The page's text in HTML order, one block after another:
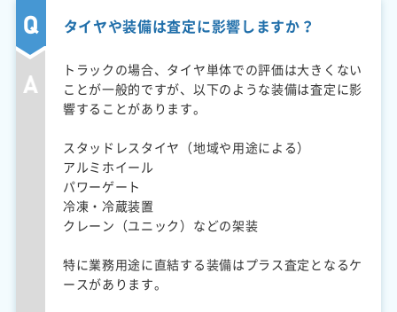
タイヤや装備は査定に影響しますか？
トラックの場合、タイヤ単体での評価は大きくない
ことが一般的ですが、以下のような装備は査定に影
響することがあります。
スタッドレスタイヤ（地域や用途による）
アルミホイール
パワーゲート
冷凍・冷蔵装置
クレーン（ユニック）などの架装
特に業務用途に直結する装備はプラス査定となるケ
ースがあります。